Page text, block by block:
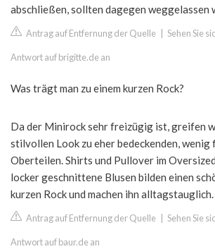
abschließen, sollten dagegen weggelassen
Antrag auf Entfernung der Quelle Sehen Sie
Antwort auf brigitte.de an
Was trägt man zu einem kurzen Rock?
Da der Minirock sehr freizügig ist, greifen
stilvollen Look zu eher bedeckenden,
Oberteilen. Shirts und Pullover im
locker geschnittene Blusen bilden einen
kurzen Rock und machen ihn alltagstauglich.
Antrag auf Entfernung der Quelle Sehen Sie
Antwort auf baur.de an